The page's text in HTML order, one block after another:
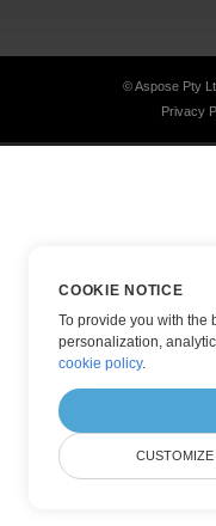
© Aspose Pty
Privacy
COOKIE NOTICE
To provide you with the
personalization,
cookie policy.
CUSTOMIZE